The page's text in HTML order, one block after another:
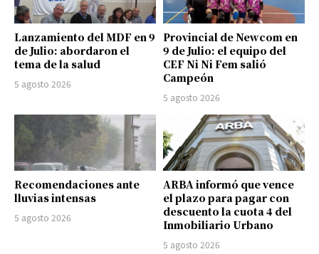
Lanzamiento del MDF en 9
de Julio: abordaron el
tema de la salud
5 agosto 2026
Provincial de Newcom en
9 de Julio: el equipo del
CEF Ni Ni Fem salió
Campeón
5 agosto 2026
Recomendaciones ante
lluvias intensas
5 agosto 2026
ARBA informó que vence
el plazo para pagar con
descuento la cuota 4 del
Inmobiliario Urbano
5 agosto 2026